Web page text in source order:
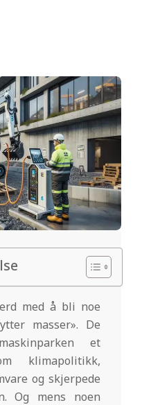
med å bli noe
masser». De
et
klimapolitikk,
og skjerpede
Og mens noen